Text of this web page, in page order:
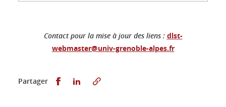
Contact pour la mise à jour des liens : dlst-
webmaster@univ-grenoble-alpes.fr
Partager Partager sur Facebook
Partager sur LinkedIn